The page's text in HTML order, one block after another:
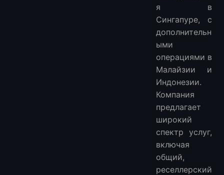
я в
Сингапуре, с
дополнительн
ыми
операциями в
Малайзии и
Индонезии.
Компания
предлагает
широкий
спектр услуг,
включая
общий,
реселлерский